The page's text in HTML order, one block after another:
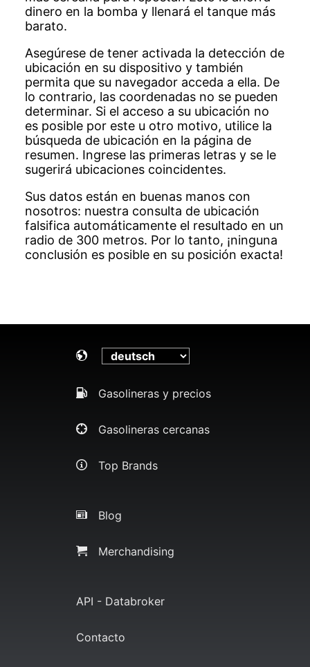
dinero en la bomba y llenará el tanque más
barato.
Asegúrese de tener activada la detección de
ubicación en su dispositivo y también
permita que su navegador acceda a ella. De
lo contrario, las coordenadas no se pueden
determinar. Si el acceso a su ubicación no
es posible por este u otro motivo, utilice la
búsqueda de ubicación en la página de
resumen. Ingrese las primeras letras y se le
sugerirá ubicaciones coincidentes.
Sus datos están en buenas manos con
nosotros: nuestra consulta de ubicación
falsifica automáticamente el resultado en un
radio de 300 metros. Por lo tanto, ¡ninguna
conclusión es posible en su posición exacta!
Gasolineras y precios
Gasolineras cercanas
Top Brands
Blog
Merchandising
API - Databroker
Contacto